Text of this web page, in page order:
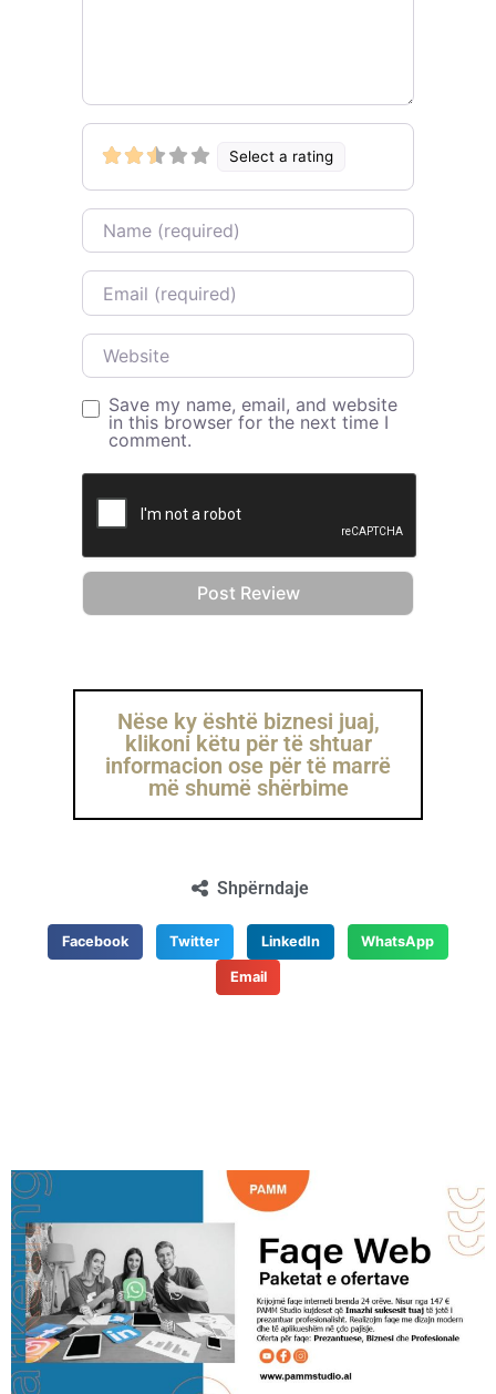
Select a rating
Name
Email
Website
Save my name, email, and website
in this browser for the next time I
comment.
Nëse ky është biznesi juaj,
klikoni këtu për të shtuar
informacion ose për të marrë
më shumë shërbime
Shpërndaje
Facebook Twitter LinkedIn WhatsApp
Email